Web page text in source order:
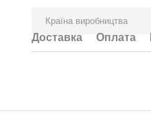
Країна виробництва
Доставка Оплата